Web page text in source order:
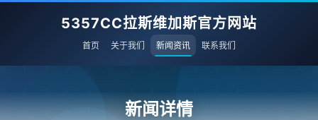
5357CC拉斯维加斯官方网站
首页 关于我们 新闻资讯 联系我们
新闻详情